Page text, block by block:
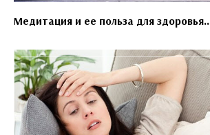
Медитация и ее польза для здоровья..